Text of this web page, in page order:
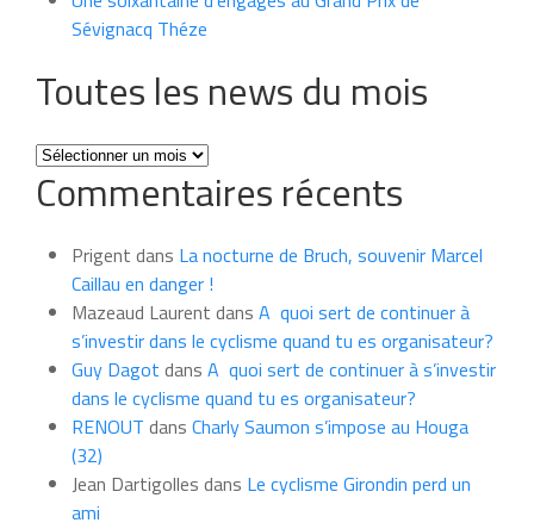
Sévignacq Théze
Toutes les news du mois
Toutes
les
news
mois
Commentaires récents
Prigent dans La nocturne de Bruch, souvenir Marcel
Caillau en danger !
Mazeaud Laurent dans A quoi sert de continuer à
s’investir dans le cyclisme quand tu es organisateur?
Guy Dagot dans A quoi sert de continuer à s’investir
dans le cyclisme quand tu es organisateur?
RENOUT dans Charly Saumon s’impose au Houga
(32)
Jean Dartigolles dans Le cyclisme Girondin perd un
ami